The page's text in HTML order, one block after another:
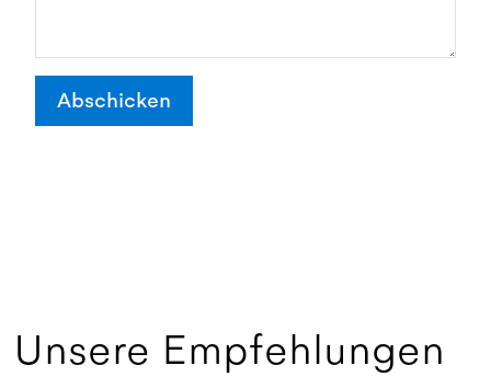
Abschicken
Unsere Empfehlungen